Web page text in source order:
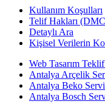
Kullanım Koşulları
Telif Hakları
Detaylı Ara
Kişisel Verilerin
Web Tasarım
Antalya Arçelik
Antalya Beko
Antalya Bosch